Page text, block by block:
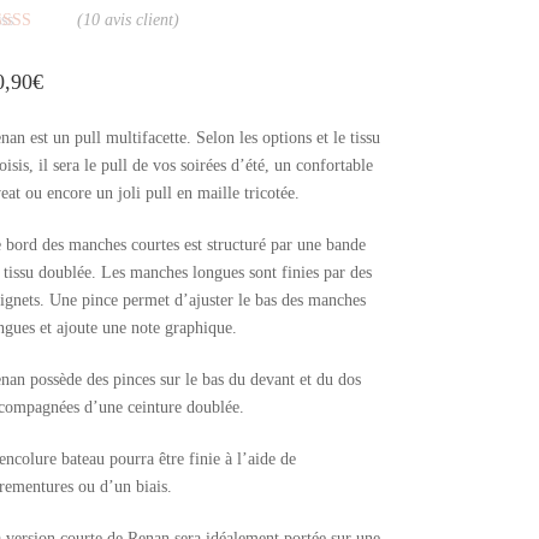
notations
(10 avis client)
€
est un pull multifacette. Selon les options et le tissu
il sera le pull de vos soirées d’été, un confortable
ou encore un joli pull en maille tricotée.
bord des manches courtes est structuré par une bande
tissu doublée. Les manches longues sont finies par des
Une pince permet d’ajuster le bas des manches
et ajoute une note graphique.
possède des pinces sur le bas du devant et du dos
d’une ceinture doublée.
bateau pourra être finie à l’aide de
ou d’un biais.